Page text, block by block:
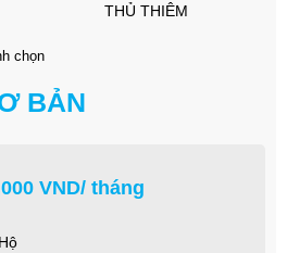
THỦ THIÊM
chọn
BẢN
VND/ tháng